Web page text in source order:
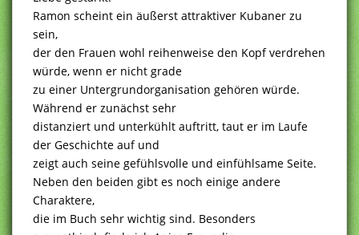
Ramon scheint ein äußerst attraktiver Kubaner zu
sein,
der den Frauen wohl reihenweise den Kopf verdrehen
würde, wenn er nicht grade
zu einer Untergrundorganisation gehören würde.
Während er zunächst sehr
distanziert und unterkühlt auftritt, taut er im Laufe
der Geschichte auf und
zeigt auch seine gefühlsvolle und einfühlsame Seite.
Neben den beiden gibt es noch einige andere
Charaktere,
die im Buch sehr wichtig sind. Besonders